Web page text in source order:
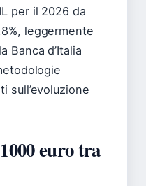
per il 2026 da
leggermente
Banca d’Italia
sull’evoluzione
euro tra